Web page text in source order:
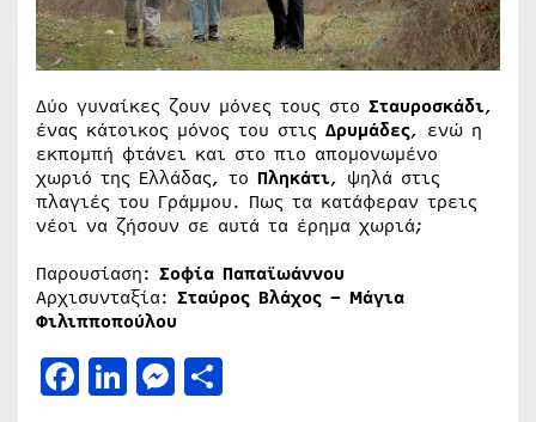
Δύο γυναίκες ζουν μόνες τους στο Σταυροσκάδι,
ένας κάτοικος μόνος του στις Δρυμάδες, ενώ η
εκπομπή φτάνει και στο πιο απομονωμένο
χωριό της Ελλάδας, το Πληκάτι, ψηλά στις
πλαγιές του Γράμμου. Πως τα κατάφεραν τρεις
νέοι να ζήσουν σε αυτά τα έρημα χωριά;
Παρουσίαση: Σοφία Παπαϊωάννου
Αρχισυνταξία: Σταύρος Βλάχος – Μάγια
Φιλιπποπούλου
Facebook
LinkedIn
Messenger